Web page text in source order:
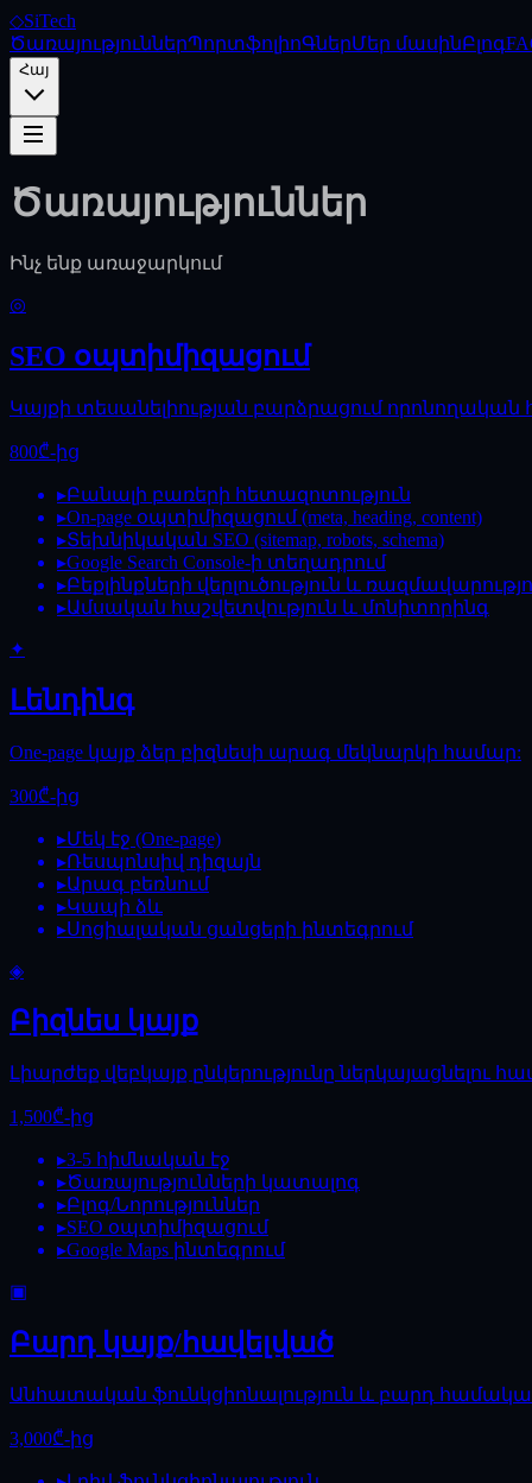
◇SiTech
ԾառայություններՊորտֆոլիոԳներՄեր մասինԲլոգ
Հայ
Ծառայություններ
Ինչ ենք առաջարկում
◎
SEO օպտիմիզացում
Կայքի տեսանելիության բարձրացում որոնողական
800₾-ից
▸Բանալի բառերի հետազոտություն
▸On-page օպտիմիզացում (meta, heading, content)
▸Տեխնիկական SEO (sitemap, robots, schema)
▸Google Search Console-ի տեղադրում
▸Բեքլինքների վերլուծություն և
▸Ամսական հաշվետվություն և մոնիտորինգ
✦
Լենդինգ
One-page կայք ձեր բիզնեսի արագ մեկնարկի համար:
300₾-ից
▸Մեկ էջ (One-page)
▸Ռեսպոնսիվ դիզայն
▸Արագ բեռնում
▸Կապի ձև
▸Սոցիալական ցանցերի ինտեգրում
◈
Բիզնես կայք
Լիարժեք վեբկայք ընկերությունը ներկայացնելու
1,500₾-ից
▸3-5 հիմնական էջ
▸Ծառայությունների կատալոգ
▸Բլոգ/Նորություններ
▸SEO օպտիմիզացում
▸Google Maps ինտեգրում
▣
Բարդ կայք/հավելված
Անհատական ֆունկցիոնալություն և բարդ
3,000₾-ից